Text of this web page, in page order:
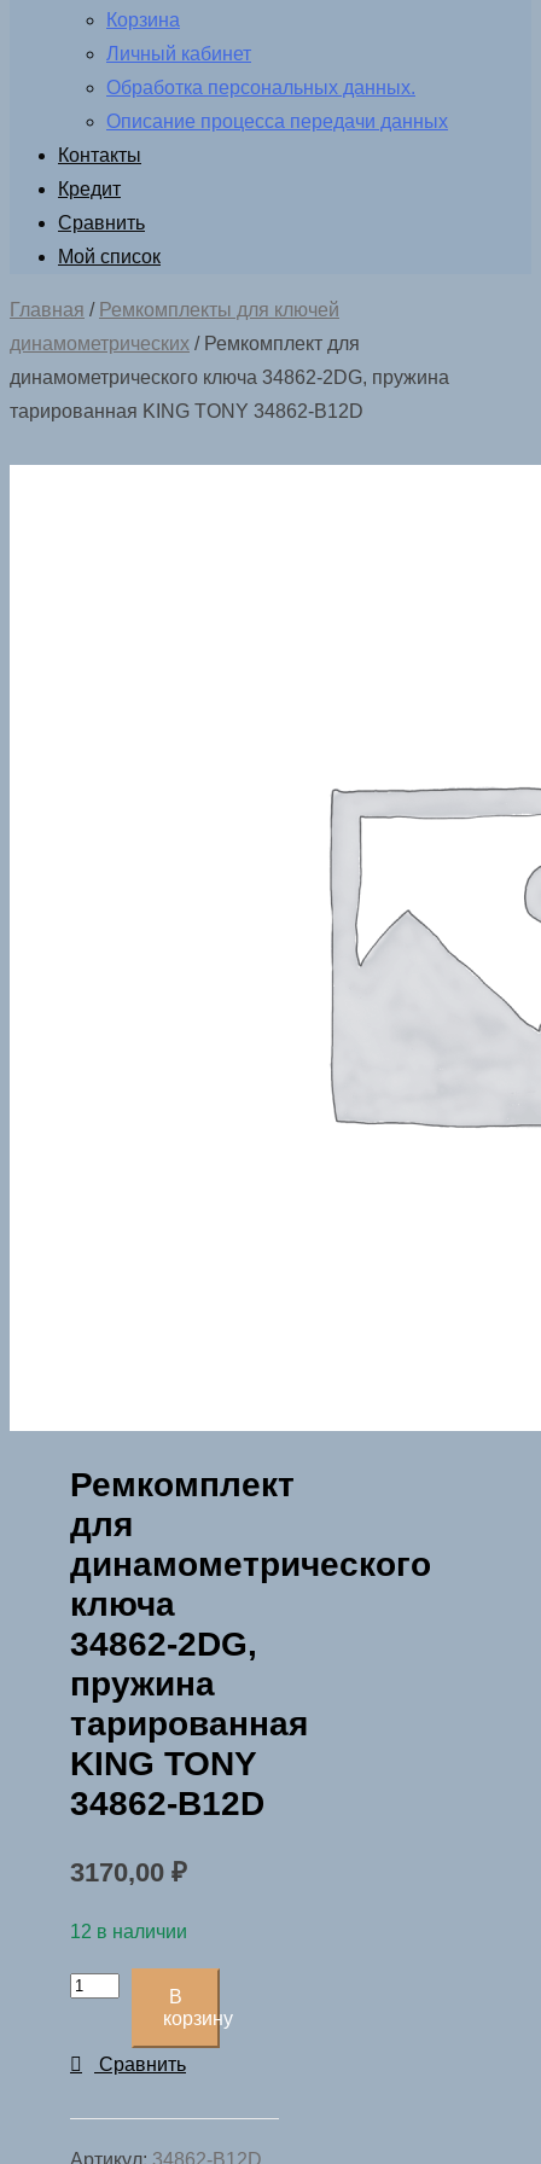
Корзина
Личный кабинет
Обработка персональных данных.
Описание процесса передачи данных
Контакты
Кредит
Сравнить
Мой список
Главная / Ремкомплекты для ключей
динамометрических / Ремкомплект для
динамометрического ключа 34862-2DG, пружина
тарированная KING TONY 34862-B12D
Ремкомплект
для
динамометрического
ключа
34862-2DG,
пружина
тарированная
KING TONY
34862-B12D
3170,00 ₽
12 в наличии
Количество
Ремкомплект
динамометрического
ключа
В
корзину
Сравнить
Артикул: 34862-B12D